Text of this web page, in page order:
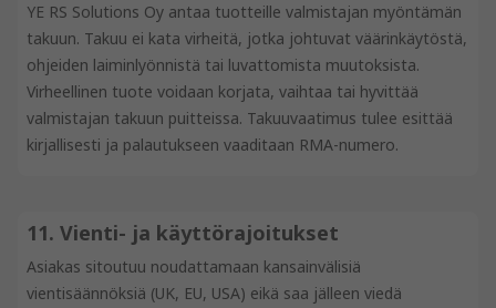
YE RS Solutions Oy antaa tuotteille valmistajan myöntämän
takuun. Takuu ei kata virheitä, jotka johtuvat väärinkäytöstä,
ohjeiden laiminlyönnistä tai luvattomista muutoksista.
Virheellinen tuote voidaan korjata, vaihtaa tai hyvittää
valmistajan takuun puitteissa. Takuuvaatimus tulee esittää
kirjallisesti ja palautukseen vaaditaan RMA-numero.
11. Vienti- ja käyttörajoitukset
Asiakas sitoutuu noudattamaan kansainvälisiä
vientisäännöksiä (UK, EU, USA) eikä saa jälleen viedä